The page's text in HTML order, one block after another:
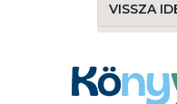
VISSZA